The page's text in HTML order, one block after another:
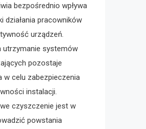
bezpośrednio wpływa
działania pracowników
urządzeń.
utrzymanie systemów
pozostaje
w celu zabezpieczenia
instalacji.
czyszczenie jest w
powstania